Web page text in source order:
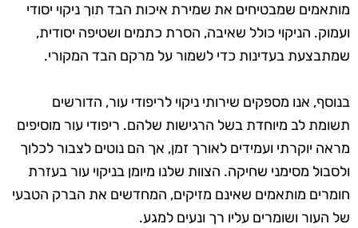
מותאמים שמבטיחים את שמירת איכות הבד תוך ניקוי יסודי
ועמוק. הניקוי כולל שאיבה, הסרת כתמים ושטיפה יסודית,
שמתבצעת בעדינות כדי לשמור על מרקם הבד המקורי.
בנוסף, אנו מספקים שירותי ניקוי לריפודי עור, הדורשים
תשומת לב מיוחדת בשל הרגישות שלהם. ריפודי עור מוסיפים
מראה יוקרתי ועמידים לאורך זמן, אך הם נוטים לצבור לכלוך
ולסבול מסימני שחיקה. הצוות שלנו מיומן בניקוי עור בעזרת
חומרים מותאמים שאינם מזיקים, המחדשים את הברק הטבעי
של העור ושומרים עליו רך ונעים למגע.